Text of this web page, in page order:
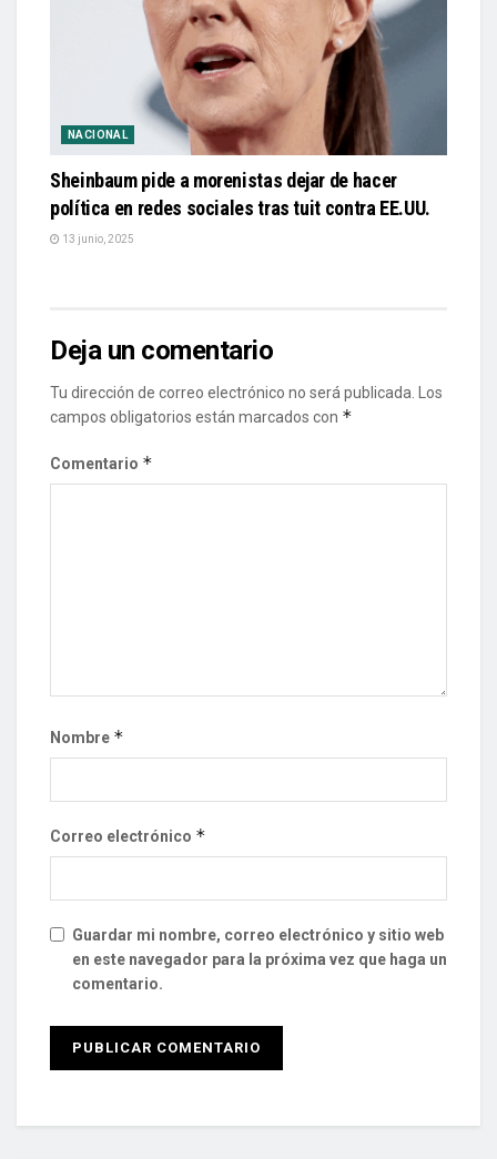
NACIONAL
Sheinbaum pide a morenistas dejar de hacer
política en redes sociales tras tuit contra EE.UU.
13 junio, 2025
Deja un comentario
Tu dirección de correo electrónico no será publicada. Los
campos obligatorios están marcados con *
Comentario *
Nombre *
Correo electrónico *
Guardar mi nombre, correo electrónico y sitio web
en este navegador para la próxima vez que haga un
comentario.